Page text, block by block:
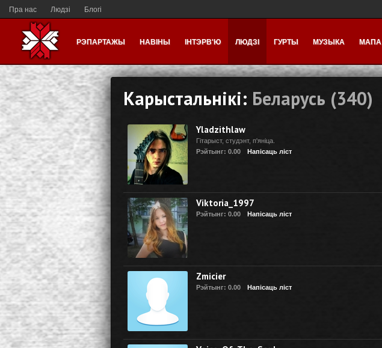
Пра нас Людзі Блогі
РЭПАРТАЖЫ НАВІНЫ ІНТЭРВ'Ю ЛЮДЗІ ГУРТЫ МУЗЫКА МАПА
Карыстальнікі: Беларусь (340)
Yladzithlaw
Гiтарыст, студэнт, п'янiца.
Рэйтынг: 0.00
Напісаць ліст
Viktoria_1997
Рэйтынг: 0.00 Напісаць ліст
Zmicier
Рэйтынг: 0.00 Напісаць ліст